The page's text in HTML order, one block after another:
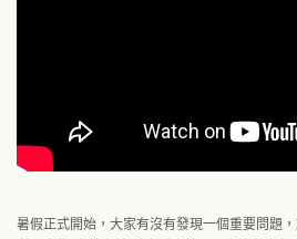
暑假正式開始，大家有沒有發現一個重要問題